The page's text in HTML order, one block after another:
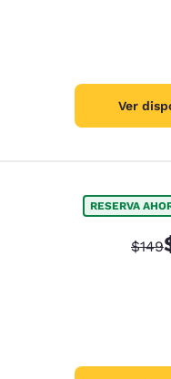
Ver
RESERVA
$149